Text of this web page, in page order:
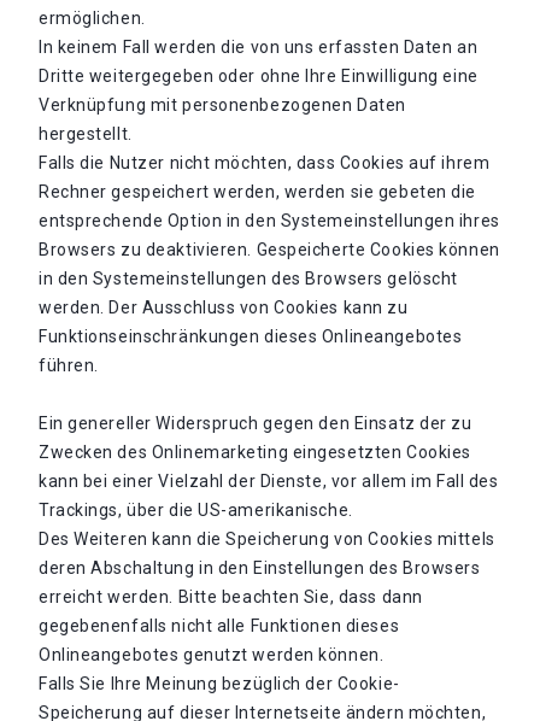
ermöglichen.
In keinem Fall werden die von uns erfassten Daten an
Dritte weitergegeben oder ohne Ihre Einwilligung eine
Verknüpfung mit personenbezogenen Daten
hergestellt.
Falls die Nutzer nicht möchten, dass Cookies auf ihrem
Rechner gespeichert werden, werden sie gebeten die
entsprechende Option in den Systemeinstellungen ihres
Browsers zu deaktivieren. Gespeicherte Cookies können
in den Systemeinstellungen des Browsers gelöscht
werden. Der Ausschluss von Cookies kann zu
Funktionseinschränkungen dieses Onlineangebotes
führen.
Ein genereller Widerspruch gegen den Einsatz der zu
Zwecken des Onlinemarketing eingesetzten Cookies
kann bei einer Vielzahl der Dienste, vor allem im Fall des
Trackings, über die US-amerikanische.
Des Weiteren kann die Speicherung von Cookies mittels
deren Abschaltung in den Einstellungen des Browsers
erreicht werden. Bitte beachten Sie, dass dann
gegebenenfalls nicht alle Funktionen dieses
Onlineangebotes genutzt werden können.
Falls Sie Ihre Meinung bezüglich der Cookie-
Speicherung auf dieser Internetseite ändern möchten,